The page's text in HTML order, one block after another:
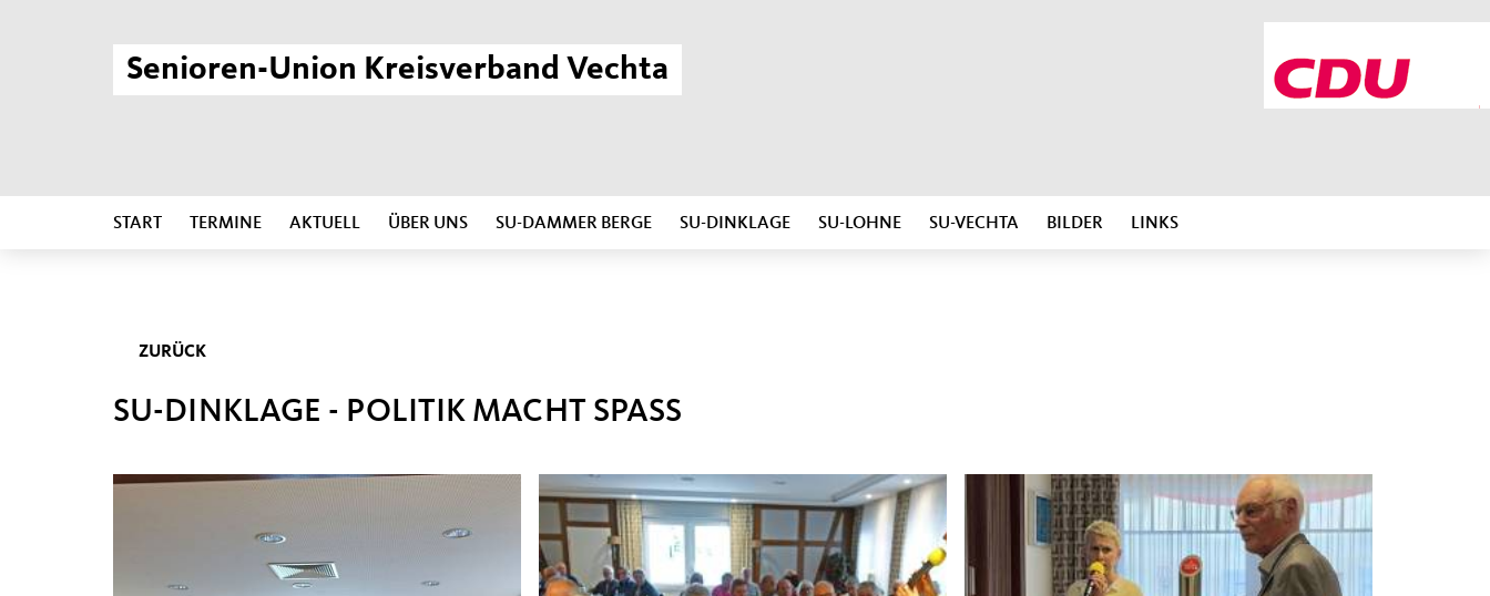
Senioren-Union Kreisverband Vechta
START TERMINE AKTUELL ÜBER UNS SU-DAMMER BERGE SU-DINKLAGE SU-LOHNE SU-VECHTA BILDER LINKS
ZURÜCK
SU-DINKLAGE - POLITIK MACHT SPASS